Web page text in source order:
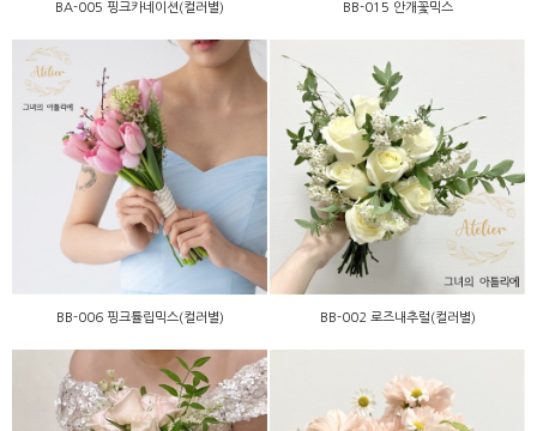
BA-005 핑크카네이션(컬러별) BB-015 안개꽃믹스
BB-006 핑크튤립믹스(컬러
별)
BB-006 핑크튤립믹스(컬러별)
BB-002 로즈내추럴(컬러
별)
BB-002 로즈내추럴(컬러별)